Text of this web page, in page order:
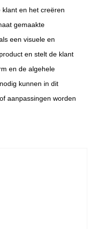
en het creëren
gemaakte
een visuele en
en stelt de klant
en de algehele
kunnen in dit
aanpassingen worden